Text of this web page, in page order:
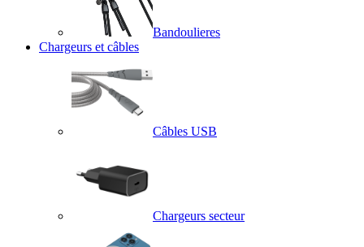
Bandoulieres
Chargeurs et câbles
Câbles USB
Chargeurs secteur